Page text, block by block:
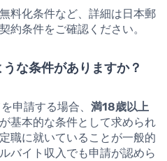
料化条件など、詳細は日本郵
約条件をご確認ください。
な条件がありますか？
申請する場合、 満18歳以上
基本的な条件として求められ
職に就いていることが一般的
バイト収入でも申請が認めら